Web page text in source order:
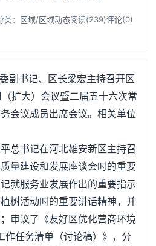
类： 区域/区域动态阅读(240)评论(0)
副书记、区长梁宏主持召开区
扩大）会议暨二届五十六次常
会议成员出席会议。相关单位
总书记在河北雄安新区主持召
量建设和发展座谈会时的重要
就服务业发展作出的重要指示
树活动时的重要讲话精神，并
审议了《友好区优化营商环境
任务清单（讨论稿）》，分